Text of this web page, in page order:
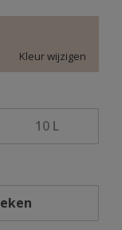
Kleur wijzigen
10 L